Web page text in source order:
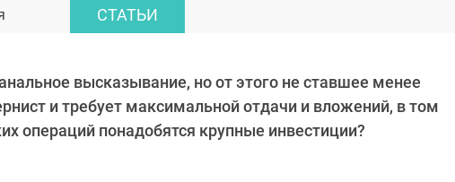
СТАТЬИ
высказывание, но от этого не ставшее менее
и требует максимальной отдачи и вложений, в том
операций понадобятся крупные инвестиции?